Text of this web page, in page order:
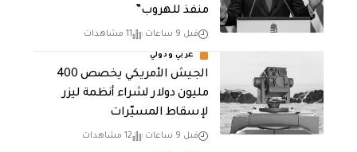
منفذ للهروب”
قبل 9 ساعات 11 مشاهدات
عربي ودولي
الجيش الأمريكي يخصص 400
مليون دولار لشراء أنظمة ليزر
لإسقاط المسيّرات
قبل 9 ساعات 12 مشاهدات